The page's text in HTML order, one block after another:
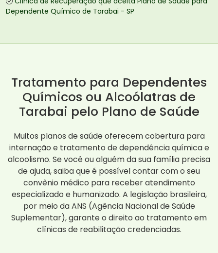
Dependente Químico de Tarabai - SP
Tratamento para Dependentes
Químicos ou Alcoólatras de
Tarabai pelo Plano de Saúde
Muitos planos de saúde oferecem cobertura para
internação e tratamento de dependência química e
alcoolismo. Se você ou alguém da sua família precisa
de ajuda, saiba que é possível contar com o seu
convênio médico para receber atendimento
especializado e humanizado. A legislação brasileira,
por meio da ANS (Agência Nacional de Saúde
Suplementar), garante o direito ao tratamento em
clínicas de reabilitação credenciadas.